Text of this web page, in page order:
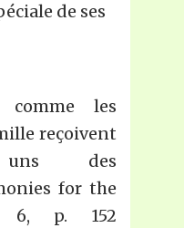
de ses
comme les
reçoivent
des
for the
6, p. 152